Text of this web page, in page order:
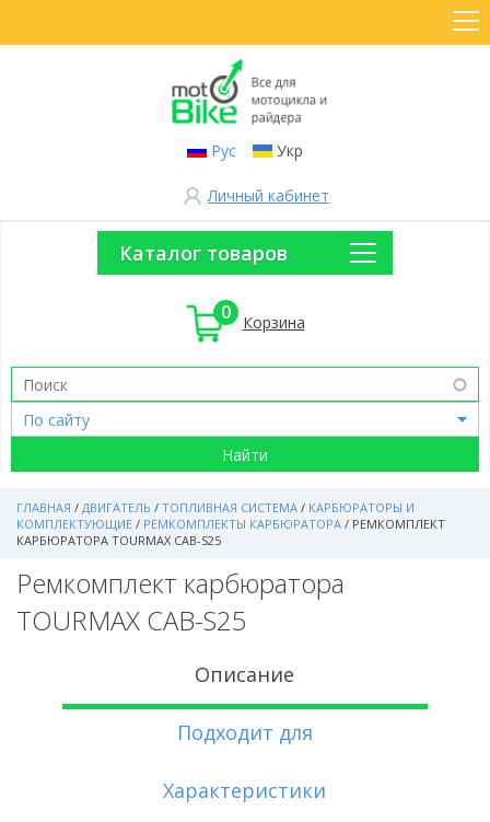
Рус Укр
Личный кабинет
Каталог товаров
0 Корзина
ГЛАВНАЯ / ДВИГАТЕЛЬ / ТОПЛИВНАЯ СИСТЕМА / КАРБЮРАТОРЫ И
КОМПЛЕКТУЮЩИЕ / РЕМКОМПЛЕКТЫ КАРБЮРАТОРА / РЕМКОМПЛЕКТ
КАРБЮРАТОРА TOURMAX CAB-S25
Ремкомплект карбюратора
TOURMAX CAB-S25
Описание
Подходит для
Характеристики